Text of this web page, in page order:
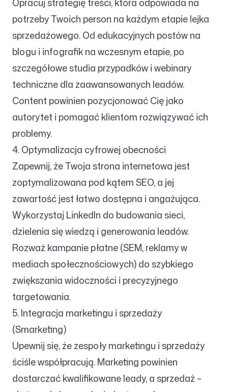
potrzeby Twoich person na każdym etapie lejka
sprzedażowego. Od edukacyjnych postów na
blogu i infografik na wczesnym etapie, po
szczegółowe studia przypadków i webinary
techniczne dla zaawansowanych leadów.
Content powinien pozycjonować Cię jako
autorytet i pomagać klientom rozwiązywać ich
problemy.
4. Optymalizacja cyfrowej obecności
Zapewnij, że Twoja strona internetowa jest
zoptymalizowana pod kątem SEO, a jej
zawartość jest łatwo dostępna i angażująca.
Wykorzystaj LinkedIn do budowania sieci,
dzielenia się wiedzą i generowania leadów.
Rozważ kampanie płatne (SEM, reklamy w
mediach społecznościowych) do szybkiego
zwiększania widoczności i precyzyjnego
targetowania.
5. Integracja marketingu i sprzedaży
(Smarketing)
Upewnij się, że zespoły marketingu i sprzedaży
ściśle współpracują. Marketing powinien
dostarczać kwalifikowane leady, a sprzedaż –